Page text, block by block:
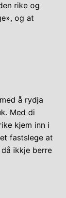
rike og
og at
å rydja
Med di
kjem inn i
fastslege at
ikkje berre